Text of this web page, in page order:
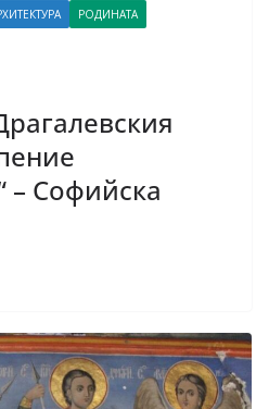
РОДИНАТА
– Софийска